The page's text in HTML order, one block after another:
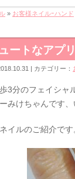
» お客様ネイルｰハンド
ートなアプ
| カテゴリー：
3分のフェイシャ
みけちゃんです
イルのご紹介です